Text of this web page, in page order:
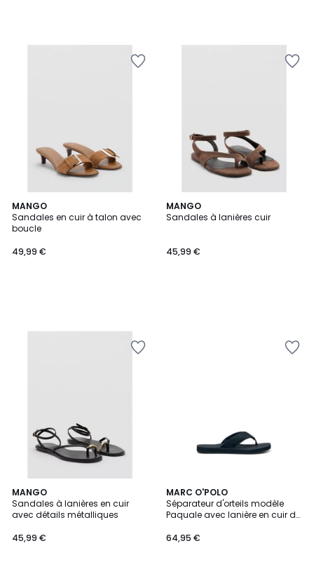
MANGO
Sandales en cuir à talon avec
boucle
49,99 €
MANGO
Sandales à lanières cuir
45,99 €
MANGO
Sandales à lanières en cuir
avec détails métalliques
45,99 €
MARC O'POLO
Séparateur d'orteils modèle
Paquale avec lanière en cuir de
64,95 €